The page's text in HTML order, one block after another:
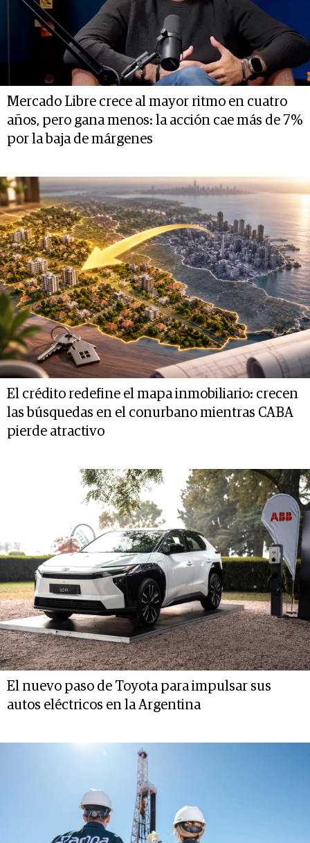
Mercado Libre crece al mayor ritmo en cuatro
años, pero gana menos: la acción cae más de 7%
por la baja de márgenes
El crédito redefine el mapa inmobiliario: crecen
las búsquedas en el conurbano mientras CABA
pierde atractivo
El nuevo paso de Toyota para impulsar sus
autos eléctricos en la Argentina